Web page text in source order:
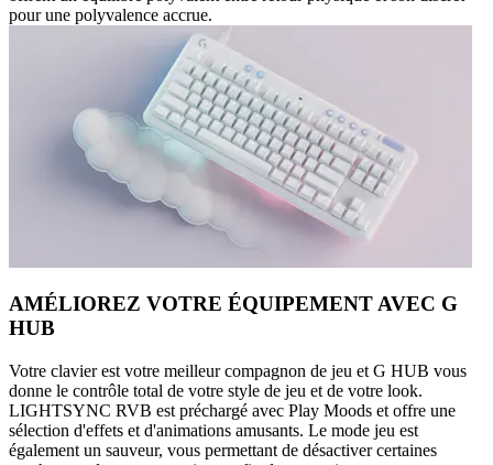
pour une polyvalence accrue.
AMÉLIOREZ VOTRE ÉQUIPEMENT AVEC G
HUB
Votre clavier est votre meilleur compagnon de jeu et G HUB vous
donne le contrôle total de votre style de jeu et de votre look.
LIGHTSYNC RVB est préchargé avec Play Moods et offre une
sélection d'effets et d'animations amusants. Le mode jeu est
également un sauveur, vous permettant de désactiver certaines